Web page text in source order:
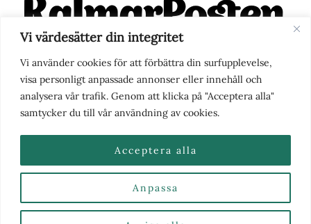
Vi värdesätter din integritet
Vi använder cookies för att förbättra din surfupplevelse,
visa personligt anpassade annonser eller innehåll och
analysera vår trafik. Genom att klicka på "Acceptera alla"
samtycker du till vår användning av cookies.
Anpassa
Acceptera alla
KalmarPosten är en modern lokalnyhetstidning på nätet. Med
fokus på Kalmarregionen, men också med blick för det större
perspektivet, vill vi vara din självklara kanal för nyheter,
berättelser och engagemang. KalmarPosten grundades 1988 och
fick nya ägare 2025.
Nyhetstips eller frågor?Kontakta oss
2026 | Kalmarposten.se |Se alla Kategorier & Ämnen